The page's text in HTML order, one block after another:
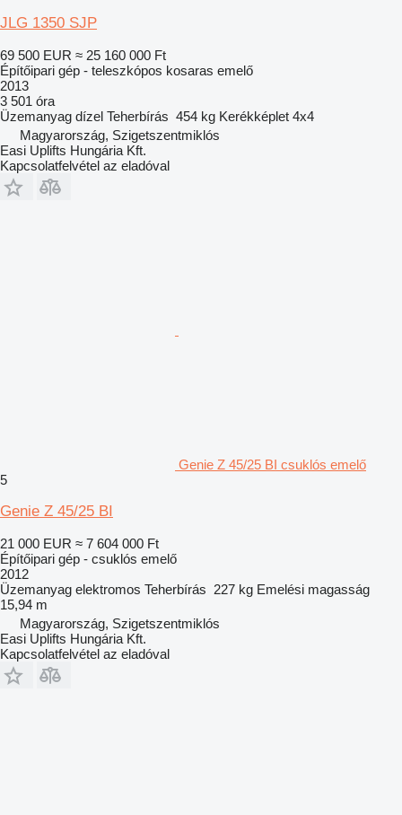
JLG 1350 SJP
69 500 EUR ≈ 25 160 000 Ft
Építőipari gép - teleszkópos kosaras emelő
2013
3 501 óra
Üzemanyag dízel Teherbírás 454 kg Kerékképlet 4x4
Magyarország, Szigetszentmiklós
Easi Uplifts Hungária Kft.
Kapcsolatfelvétel az eladóval
Genie Z 45/25 BI csuklós emelő
5
Genie Z 45/25 BI
21 000 EUR ≈ 7 604 000 Ft
Építőipari gép - csuklós emelő
2012
Üzemanyag elektromos Teherbírás 227 kg Emelési magasság
15,94 m
Magyarország, Szigetszentmiklós
Easi Uplifts Hungária Kft.
Kapcsolatfelvétel az eladóval